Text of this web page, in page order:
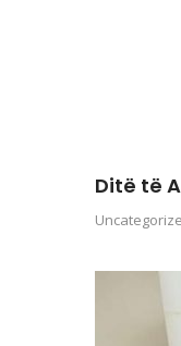
Ditë të